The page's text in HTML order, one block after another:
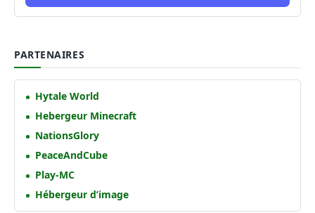
PARTENAIRES
Hytale World
Hebergeur Minecraft
NationsGlory
PeaceAndCube
Play-MC
Hébergeur d’image